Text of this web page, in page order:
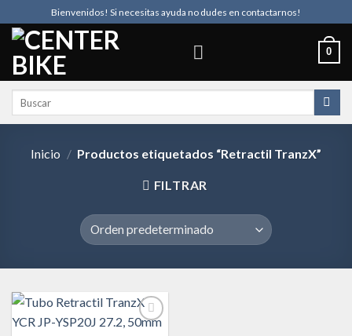
to
content
Bienvenidos! Si necesitas ayuda no dudes en contactarnos!
0
Inicio / Productos etiquetados “Retractil TranzX”
FILTRAR